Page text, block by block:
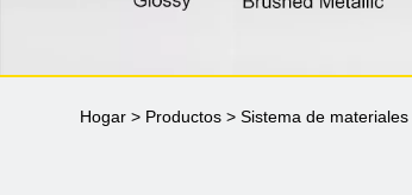
Hogar > Productos >Sistema de materiales